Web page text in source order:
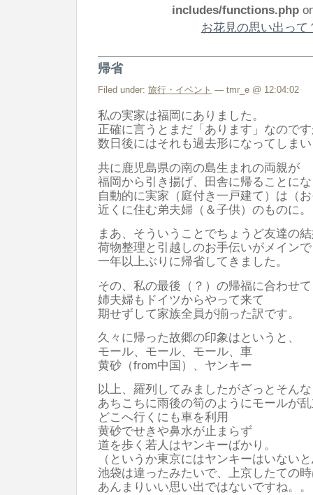
includes/functions.php
お花見の思い出って
帰省
Filed under: 旅行・イベント — tmr_e @ 12:04:02
私の実家は福岡にありました。
正確に言うとまだ「あります」なので
数日後にはそれも過去形になってしま
共に鹿児島県の南の島生まれの両親が
福岡から引き揚げ、田舎に帰ることに
自動的に実家（庭付き一戸建て）は（
近くに住む弟夫婦（＆子供）のものに。
まあ、そういうことでちょうど友達の
荷物整理と引越しのお手伝いがメインで
一年以上ぶりに帰省してきました。
その、私の最後（？）の帰福に合わせて
姉夫婦もドイツからやって来て
期せずして家族全員が揃った訳です。
久々に帰った故郷の印象はというと、
モール、モール、モール、車
黄砂（from中国）、ヤンキー
以上、羅列してみましたがざっとそん
あちこちに雨後の筍のようにモールが
どこへ行くにも車を利用
黄砂でせきや鼻水が止まらず
道を歩く若人はヤンキーばかり。
（というか東京にはヤンキーはいない
池袋は違ったみたいで、上京したての
あんまりいい思い出ではないですね。。